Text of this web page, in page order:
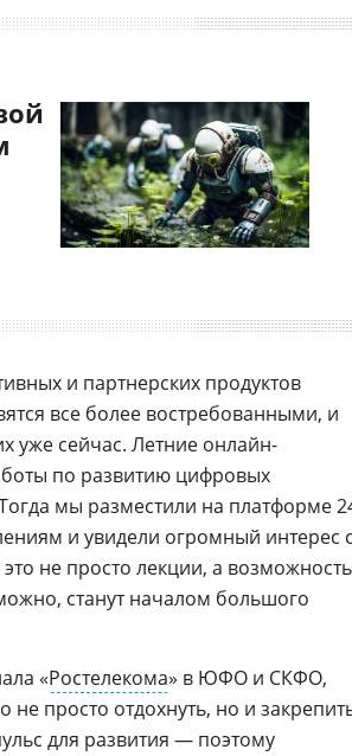
и партнерских продуктов
все более востребованными, и
уже сейчас. Летние онлайн-
по развитию цифровых
мы разместили на платформе
и увидели огромный интерес
не просто лекции, а возможность
станут началом большого
«Ростелекома» в ЮФО и СКФО,
просто отдохнуть, но и
для развития — поэтому